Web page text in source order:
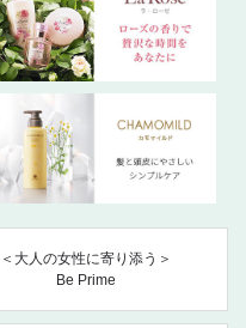
＜大人の女性に寄り添う＞
Be Prime